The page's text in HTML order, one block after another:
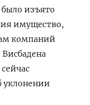
изъято
имущество,
компаний
уклонении